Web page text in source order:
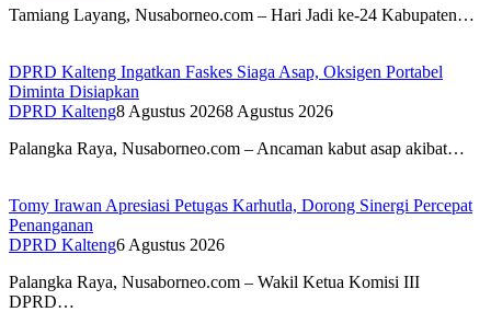
Tamiang Layang, Nusaborneo.com – Hari Jadi ke-24 Kabupaten…
DPRD Kalteng Ingatkan Faskes Siaga Asap, Oksigen Portabel
Diminta Disiapkan
DPRD Kalteng8 Agustus 20268 Agustus 2026
Palangka Raya, Nusaborneo.com – Ancaman kabut asap akibat…
Tomy Irawan Apresiasi Petugas Karhutla, Dorong Sinergi Percepat
Penanganan
DPRD Kalteng6 Agustus 2026
Palangka Raya, Nusaborneo.com – Wakil Ketua Komisi III
DPRD…